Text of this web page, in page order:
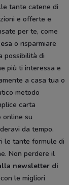
tante catene di
e offerte e
per te, come
o risparmiare
possibilità di
più ti interessa e
a casa tua o
metodo
carta
online su
da tempo.
le tante formule di
Non perdere il
newsletter di
le migliori